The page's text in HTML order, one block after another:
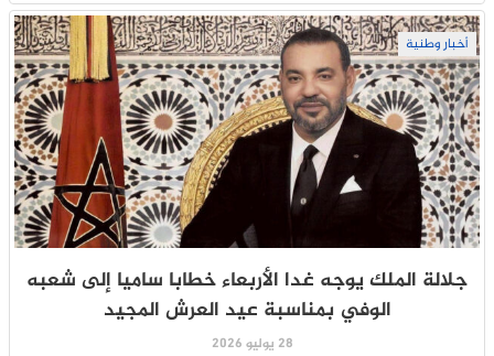
أخبار وطنية
جلالة الملك يوجه غدا الأربعاء خطابا ساميا إلى شعبه
الوفي بمناسبة عيد العرش المجيد
28 يوليو 2026